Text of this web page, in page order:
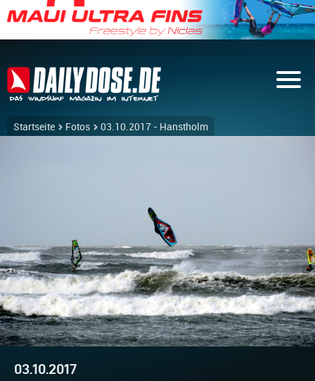
Startseite Fotos 03.10.2017 - Hanstholm
03.10.2017